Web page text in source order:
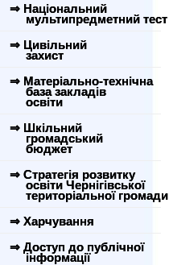
⇒ Національний
мультипредметний тест
⇒ Цивільний
захист
⇒ Матеріально-технічна
база закладів
освіти
⇒ Шкільний
громадський
бюджет
⇒ Стратегія розвитку
освіти Чернігівської
територіальної громади
⇒ Харчування
⇒ Доступ до публічної
інформації